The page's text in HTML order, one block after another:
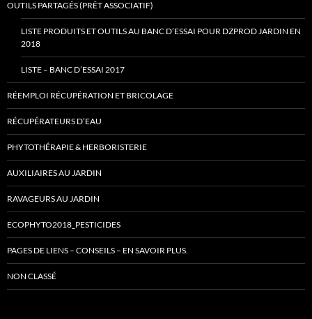
OUTILS PARTAGÉS (PRÊT ASSOCIATIF)
LISTE PRODUITS ET OUTILS AU BANC D’ESSAI POUR DZPROD JARDIN EN
2018
LISTE – BANC D’ESSAI 2017
RÉEMPLOI RÉCUPÉRATION ET BRICOLAGE
RÉCUPÉRATEURS D’EAU
PHYTOTHÉRAPIE & HERBORISTERIE
AUXILIAIRES AU JARDIN
RAVAGEURS AU JARDIN
ECOPHYTO2018_PESTICIDES
PAGES DE LIENS – CONSEILS – EN SAVOIR PLUS.
NON CLASSÉ